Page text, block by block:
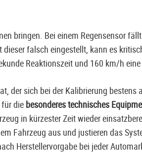
bringen. Bei einem Regensensor
falsch eingestellt, kann es
Reaktionszeit und 160 km/h
der sich bei der Kalibrierung
die besonderes technisches
in kürzester Zeit wieder
Fahrzeug aus und justieren das
Herstellervorgabe bei jeder